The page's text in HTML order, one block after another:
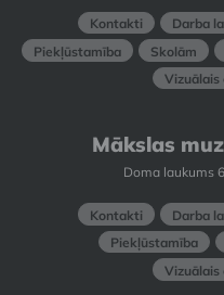
Kontakti Darba
Piekļūstamība
Skolām
Vizuālais
Mākslas
Doma laukums
Kontakti Darba
Piekļūstamība
Vizuālais